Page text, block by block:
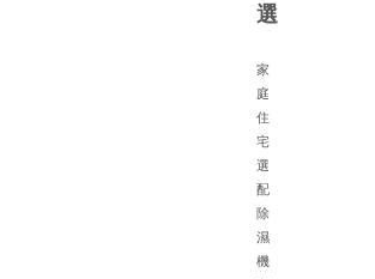
選
家
庭
住
宅
選
配
除
濕
機